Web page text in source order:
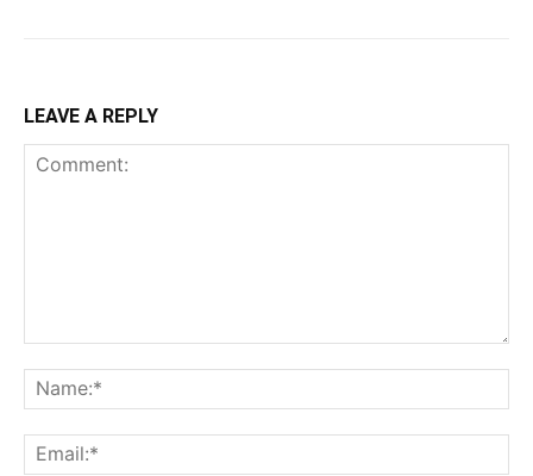
LEAVE A REPLY